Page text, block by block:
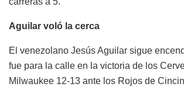
Aguilar voló la cerca
El venezolano Jesús Aguilar sigue
fue para la calle en la victoria de los
Milwaukee 12-13 ante los Rojos de